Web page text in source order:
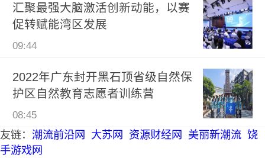
汇聚最强大脑激活创新动能，以赛
促转赋能湾区发展
09:44
2022年广东封开黑石顶省级自然保
护区自然教育志愿者训练营
08:45
友链： 潮流前沿网 大苏网 资源财经网 美丽新潮流 饶
手游戏网